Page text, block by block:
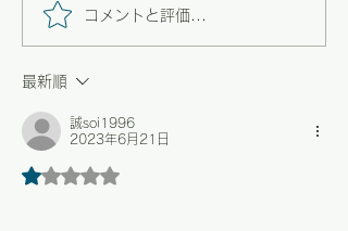
【野々市】畑の恵みと、
コメントと評価...
最新順
誠soi1996
2023年6月21日
5つ星のうち1と評価されています。